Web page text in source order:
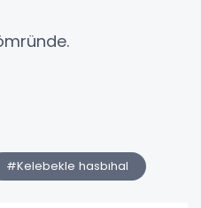
#Kelebekle hasbıhal